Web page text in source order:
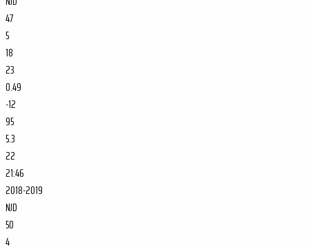
47
5
18
23
0.49
-12
95
5.3
22
21:46
2018-2019
NJD
50
4